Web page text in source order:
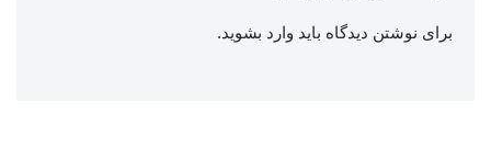
برای نوشتن دیدگاه باید وارد بشوید.